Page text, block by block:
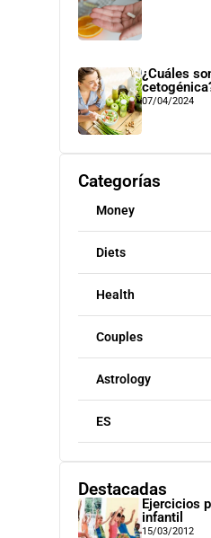
¿Cuáles
07/04/2024
Categorías
Money
Diets
Health
Couples
Astrology
ES
Destacadas
Ejercicios
infantil
15/03/2012